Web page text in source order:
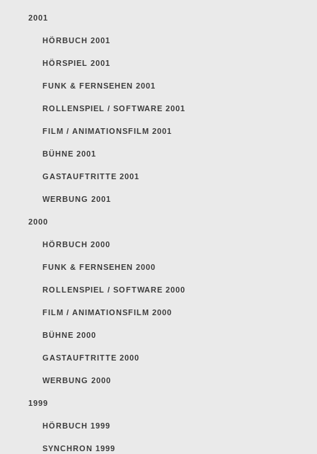
2001
HÖRBUCH 2001
HÖRSPIEL 2001
FUNK & FERNSEHEN 2001
ROLLENSPIEL / SOFTWARE 2001
FILM / ANIMATIONSFILM 2001
BÜHNE 2001
GASTAUFTRITTE 2001
WERBUNG 2001
2000
HÖRBUCH 2000
FUNK & FERNSEHEN 2000
ROLLENSPIEL / SOFTWARE 2000
FILM / ANIMATIONSFILM 2000
BÜHNE 2000
GASTAUFTRITTE 2000
WERBUNG 2000
1999
HÖRBUCH 1999
SYNCHRON 1999